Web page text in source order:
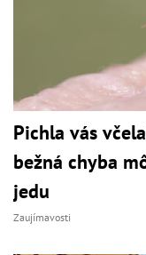
Pichla vás
bežná chyba
jedu
Zaujímavosti